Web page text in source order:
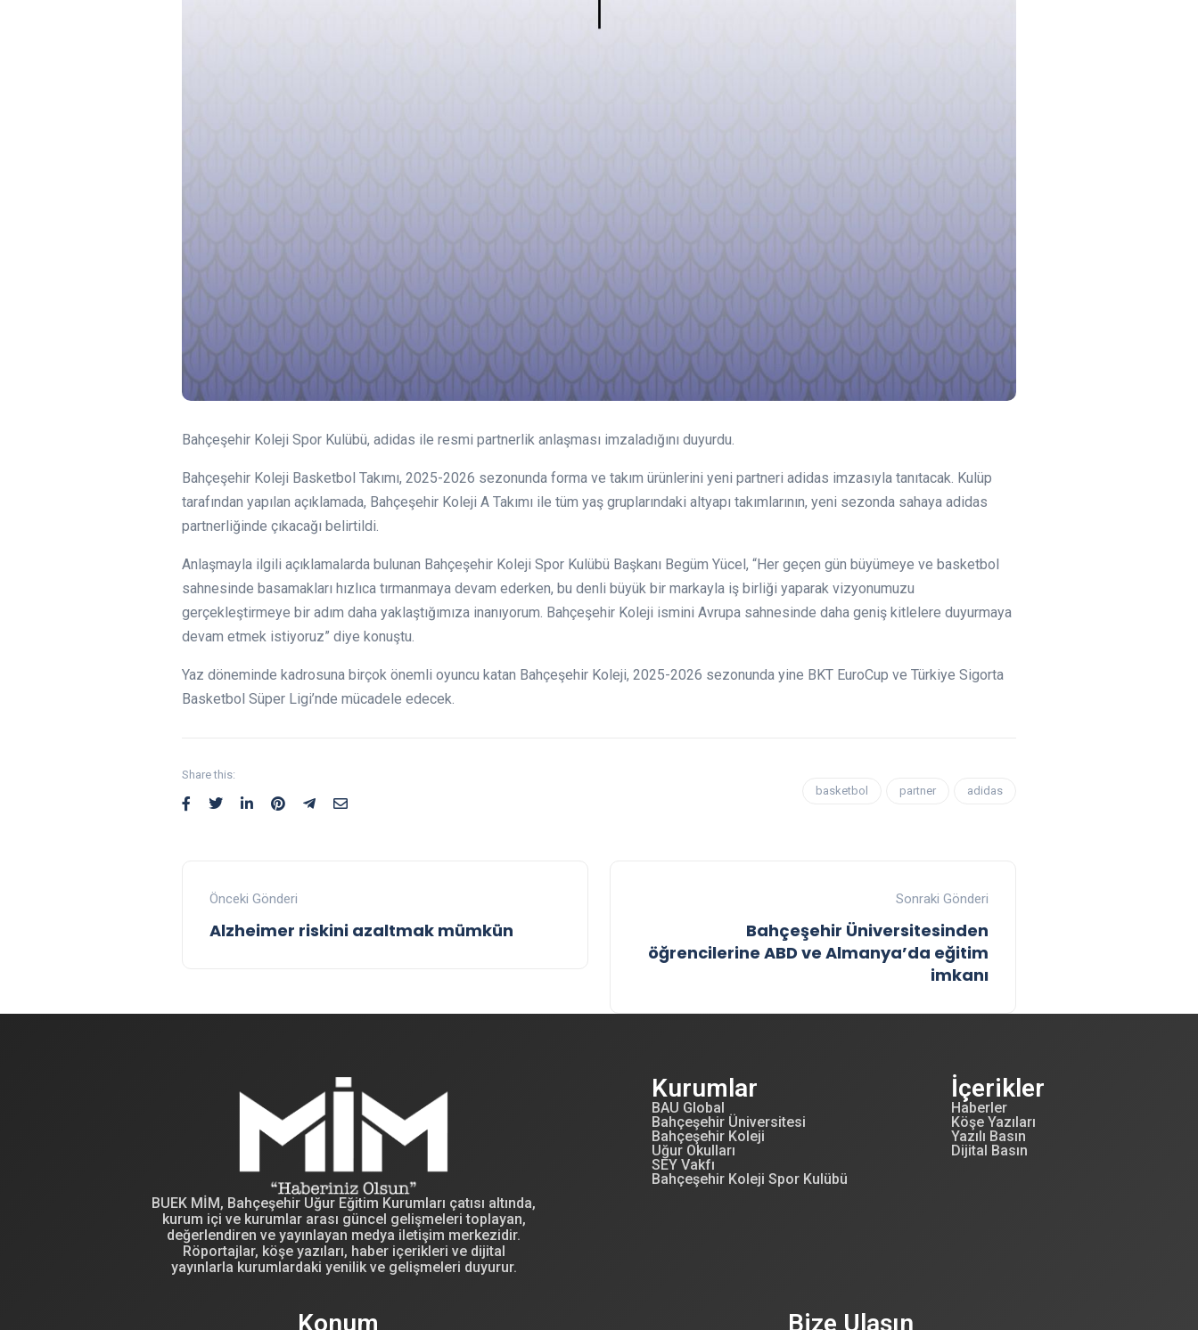
Bahçeşehir Koleji Spor Kulübü, adidas ile resmi partnerlik anlaşması imzaladığını duyurdu.
Bahçeşehir Koleji Basketbol Takımı, 2025-2026 sezonunda forma ve takım ürünlerini yeni partneri adidas imzasıyla tanıtacak. Kulüp
tarafından yapılan açıklamada, Bahçeşehir Koleji A Takımı ile tüm yaş gruplarındaki altyapı takımlarının, yeni sezonda sahaya adidas
partnerliğinde çıkacağı belirtildi.
Anlaşmayla ilgili açıklamalarda bulunan Bahçeşehir Koleji Spor Kulübü Başkanı Begüm Yücel, “Her geçen gün büyümeye ve basketbol
sahnesinde basamakları hızlıca tırmanmaya devam ederken, bu denli büyük bir markayla iş birliği yaparak vizyonumuzu
gerçekleştirmeye bir adım daha yaklaştığımıza inanıyorum. Bahçeşehir Koleji ismini Avrupa sahnesinde daha geniş kitlelere duyurmaya
devam etmek istiyoruz” diye konuştu.
Yaz döneminde kadrosuna birçok önemli oyuncu katan Bahçeşehir Koleji, 2025-2026 sezonunda yine BKT EuroCup ve Türkiye Sigorta
Basketbol Süper Ligi’nde mücadele edecek.
Share this:
basketbol
partner adidas
Önceki Gönderi
Alzheimer riskini azaltmak mümkün
Sonraki Gönderi
Bahçeşehir Üniversitesinden
öğrencilerine ABD ve Almanya’da eğitim
imkanı
BUEK MİM, Bahçeşehir Uğur Eğitim Kurumları çatısı altında,
kurum içi ve kurumlar arası güncel gelişmeleri toplayan,
değerlendiren ve yayınlayan medya iletişim merkezidir.
Röportajlar, köşe yazıları, haber içerikleri ve dijital
yayınlarla kurumlardaki yenilik ve gelişmeleri duyurur.
Kurumlar
BAU Global
Bahçeşehir Üniversitesi
Bahçeşehir Koleji
Uğur Okulları
SEY Vakfı
Bahçeşehir Koleji Spor Kulübü
İçerikler
Haberler
Köşe Yazıları
Yazılı Basın
Dijital Basın
Konum Bize Ulaşın